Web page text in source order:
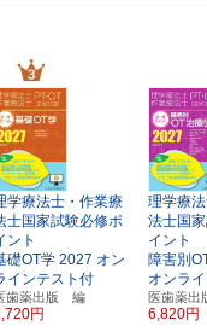
学療法士・作業療
士国家試験必修ポ
ント
礎OT学 2027 オン
インテスト付
歯薬出版 編
円
理学療
法士国
イント
障害別
オンラ
医歯薬
6,820円